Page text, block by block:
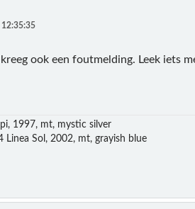
ook een foutmelding. Leek iets
1997, mt, mystic silver
Linea Sol, 2002, mt, grayish blue